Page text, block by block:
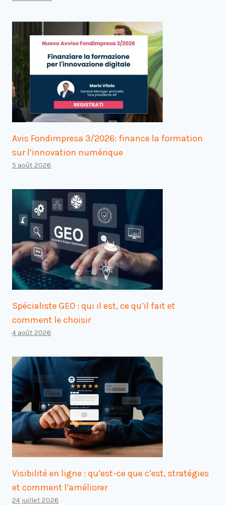
Avis Fondimpresa 3/2026: finance la formation
sur l’innovation numérique
5 août 2026
Spécialiste GEO : qui il est, ce qu’il fait et
comment le choisir
4 août 2026
Visibilité en ligne : qu’est-ce que c’est, stratégies
et comment l’améliorer
24 juillet 2026